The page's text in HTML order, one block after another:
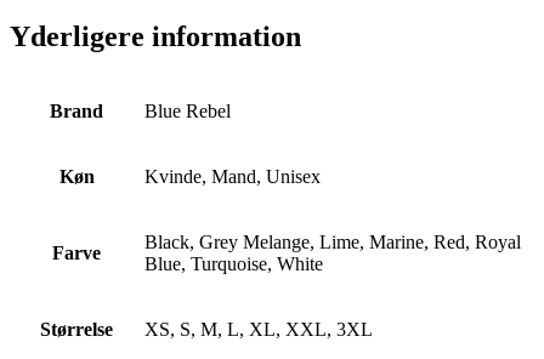
Yderligere information
Brand Blue Rebel
Køn Kvinde, Mand, Unisex
Farve
Black, Grey Melange, Lime, Marine, Red, Royal
Blue, Turquoise, White
Størrelse XS, S, M, L, XL, XXL, 3XL